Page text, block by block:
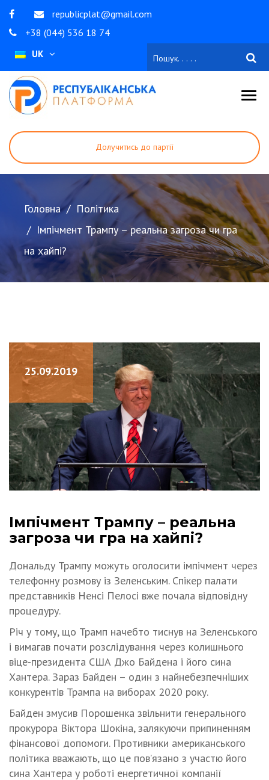
republicplat@gmail.com
+38 (044) 536 18 74
UK
Долучитись до партії
Зробити внесок
Головна
Політика
Імпічмент Трампу – реальна загроза чи гра
на хайпі?
25.09.2019
Імпічмент Трампу – реальна
загроза чи гра на хайпі?
Дональду Трампу можуть оголосити імпічмент через
телефонну розмову із Зеленським. Спікер палати
представників Ненсі Пелосі вже почала відповідну
процедуру.
Річ у тому, що Трамп начебто тиснув на Зеленського
і вимагав почати розслідування через колишнього
віце-президента США Джо Байдена і його сина
Хантера. Зараз Байден – один з найнебезпечніших
конкурентів Трампа на виборах 2020 року.
Байден змусив Порошенка звільнити генерального
прокурора Віктора Шокіна, залякуючи припиненням
фінансової допомоги. Противники американського
політика вважають, що це пов’язано з участю його
сина Хантера у роботі енергетичної компанії